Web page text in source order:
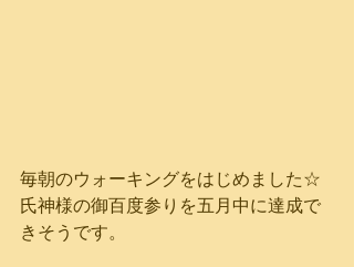
毎朝のウォーキングをはじめました☆
氏神様の御百度参りを五月中に達成で
きそうです。